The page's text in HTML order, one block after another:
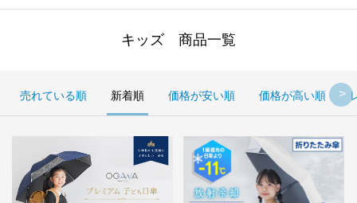
キッズ 商品一覧
売れている順 新着順 価格が安い順 価格が高い順